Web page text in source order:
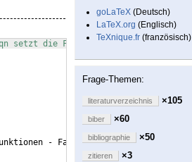
setzt die Formeln linksbündig
- Fallstudien},
goLaTeX (Deutsch)
LaTeX.org (Englisch)
TeXnique.fr (französisch)
Frage-Themen:
literaturverzeichnis ×105
biber ×60
bibliographie ×50
zitieren
×3